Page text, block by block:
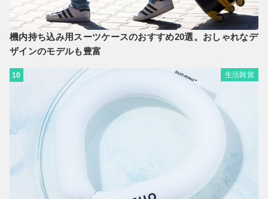
機内持ち込み用スーツケースのおすすめ20選。おしゃれなデ
ザインのモデルも豊富
10 生活雑貨